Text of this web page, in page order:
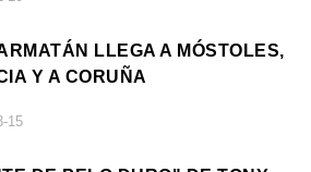
LLEGA A MÓSTOLES,
Y A CORUÑA
15